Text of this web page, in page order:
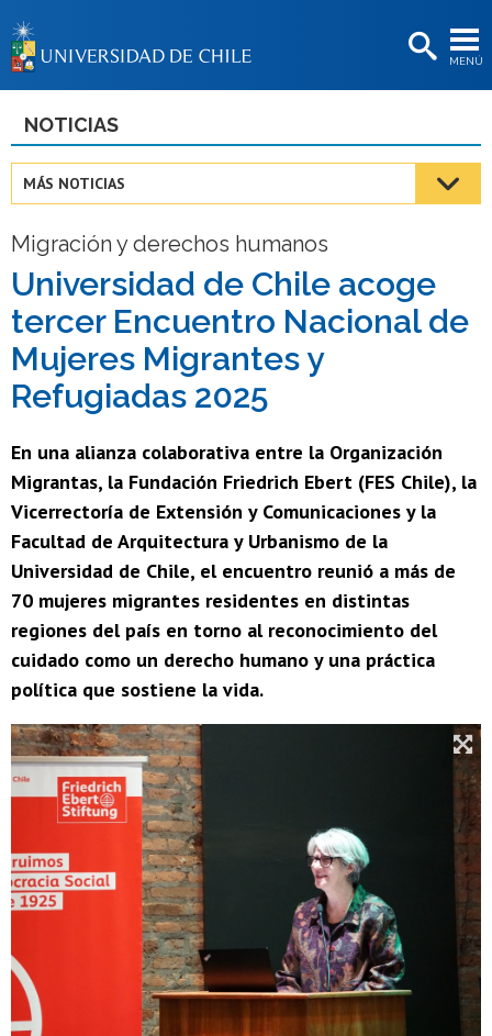
MENÚ
BIBLIOTECAS
Estudiantes
Académicas/os
Funcionarias/os
Egresadas/os
NOTICIAS
MÁS NOTICIAS
Migración y derechos humanos
Universidad de Chile acoge
tercer Encuentro Nacional de
Mujeres Migrantes y
Refugiadas 2025
En una alianza colaborativa entre la Organización
Migrantas, la Fundación Friedrich Ebert (FES Chile), la
Vicerrectoría de Extensión y Comunicaciones y la
Facultad de Arquitectura y Urbanismo de la
Universidad de Chile, el encuentro reunió a más de
70 mujeres migrantes residentes en distintas
regiones del país en torno al reconocimiento del
cuidado como un derecho humano y una práctica
política que sostiene la vida.